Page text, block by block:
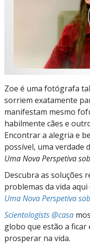
Zoe é uma fotógrafa
sorriem exatamente
manifestam mesmo
habilmente cães e
Encontrar a alegria e
possível, uma verdade
Uma Nova Perspetiva
Descubra as soluções
problemas da vida
Uma Nova Perspetiva
Scientologists @casa
globo que estão a ficar
prosperar na vida.